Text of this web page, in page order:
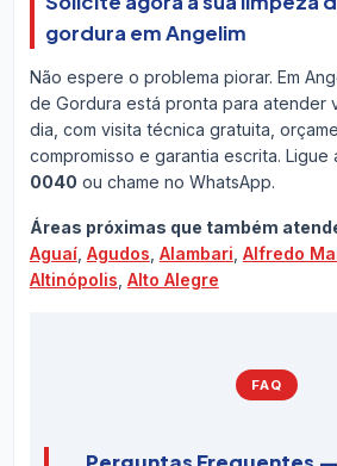
gordura em Angelim
Não espere o problema piorar. Em
de Gordura está pronta para atender
dia, com visita técnica gratuita,
compromisso e garantia escrita. Ligue
0040 ou chame no WhatsApp.
Áreas próximas que também
Aguaí, Agudos Alambari Alfredo
Altinópolis Alto Alegre
FAQ